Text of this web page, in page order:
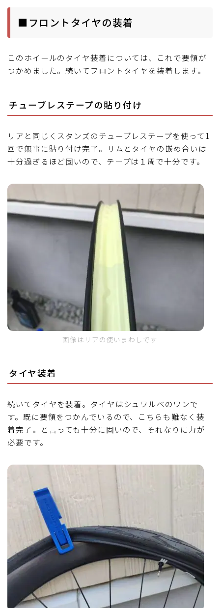
■フロントタイヤの装着
このホイールのタイヤ装着については、これで要領が
つかめました。続いてフロントタイヤを装着します。
チューブレステープの貼り付け
リアと同じくスタンズのチューブレステープを使って1
回で無事に貼り付け完了。リムとタイヤの嵌め合いは
十分過ぎるほど固いので、テープは１周で十分です。
画像はリアの使いまわしです
タイヤ装着
続いてタイヤを装着。タイヤはシュワルベのワンで
す。既に要領をつかんでいるので、こちらも難なく装
着完了。と言っても十分に固いので、それなりに力が
必要です。